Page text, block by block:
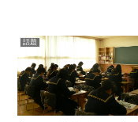
話題